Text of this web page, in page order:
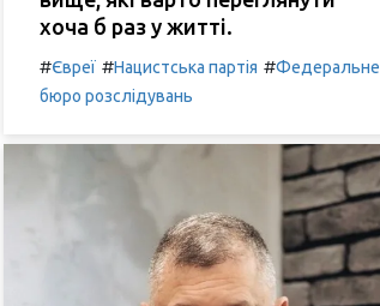
хоча б раз у житті.
#Євреї #Нацистська партія #Федеральне
бюро розслідувань